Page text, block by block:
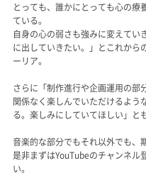
とっても、誰かにとっても心の療
ている。
自身の心の弱さも強みに変えてい
に出していきたい。」とこれから
ーリア。
さらに「制作進行や企画運用の部
関係なく楽しんでいただけるよう
る。楽しみにしていてほしい」と
音楽的な部分でもそれ以外でも、
是非まずはYouTubeのチャンネル
い。